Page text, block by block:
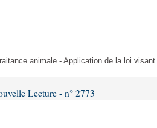
animale - Application de la loi visant
Lecture - n° 2773